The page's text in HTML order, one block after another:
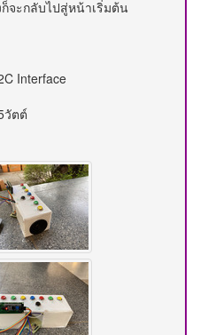
จะกลับไปสู่หน้าเริ่มต้น
Interface
วัตต์